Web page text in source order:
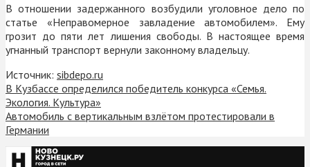
В отношении задержанного возбудили уголовное дело по
статье «Неправомерное завладение автомобилем». Ему
грозит до пяти лет лишения свободы. В настоящее время
угнанный транспорт вернули законному владельцу.
Источник: sibdepo.ru
В Кузбассе определился победитель конкурса «Семья.
Экология. Культура»
Автомобиль с вертикальным взлётом протестировали в
Германии